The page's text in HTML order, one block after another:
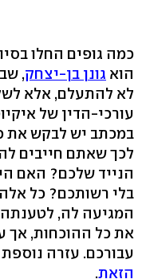
כמה גופים החלו
הוא גונן בן-יצחק,
לא להתעלם, אלא
עורכי-הדין של
במכתב יש לבקש את
לכך שאתם חייבים
הנייד שלכם? האם
בלי רשותכם? כל
המגיעה לה,
את כל ההוכחות, אך
עבורכם. עזרה
הזאת.